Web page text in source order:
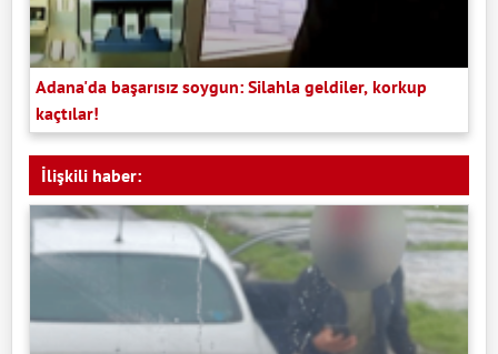
Adana'da başarısız soygun: Silahla geldiler, korkup
kaçtılar!
İlişkili haber: